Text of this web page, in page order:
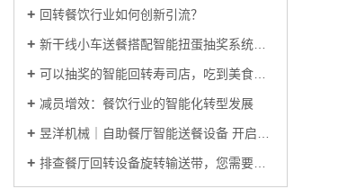
回转餐饮行业如何创新引流？
新干线小车送餐搭配智能扭蛋抽奖系统，传统回转寿司店玩出新花样
可以抽奖的智能回转寿司店，吃到美食玩出花样
减员增效：餐饮行业的智能化转型发展
昱洋机械｜自助餐厅智能送餐设备 开启自动化餐饮生活的理想之选
排查餐厅回转设备旋转输送带，您需要关注这几点